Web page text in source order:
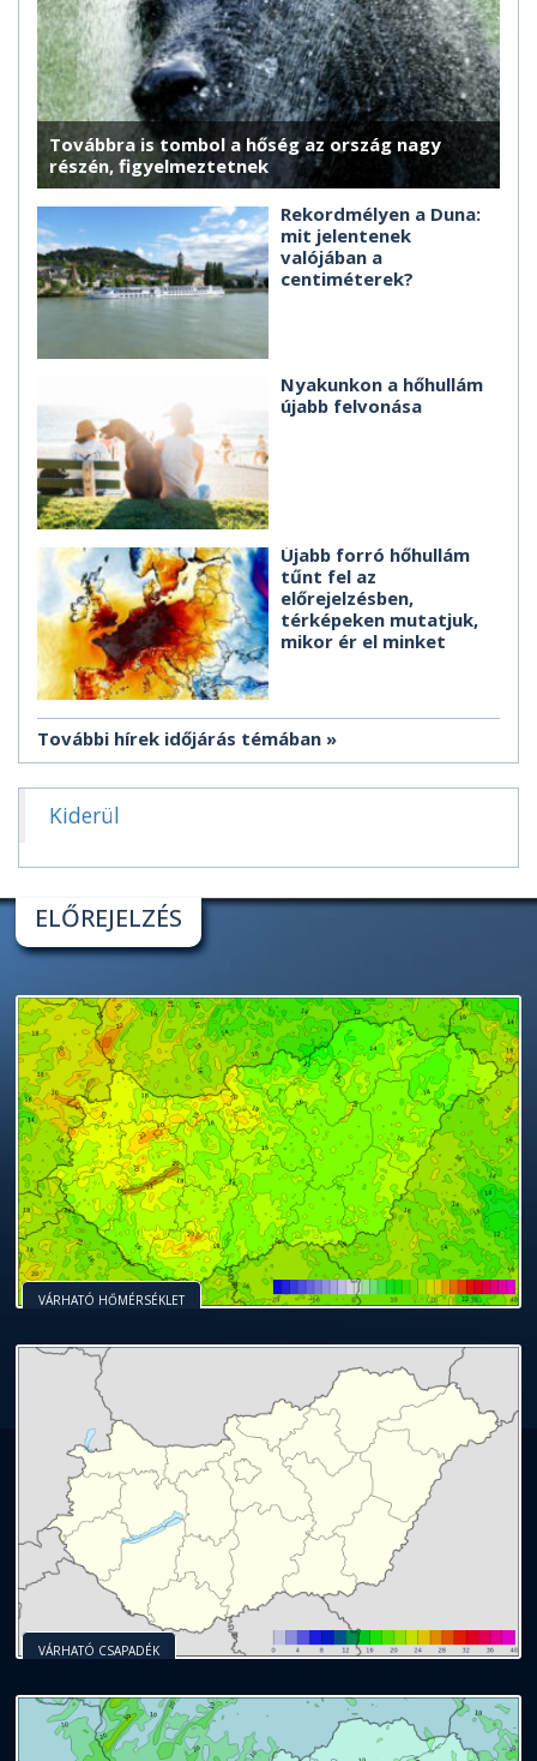
Továbbra is tombol a hőség az ország nagy
részén, figyelmeztetnek
Rekordmélyen a Duna:
mit jelentenek
valójában a
centiméterek?
Nyakunkon a hőhullám
újabb felvonása
Újabb forró hőhullám
tűnt fel az
előrejelzésben,
térképeken mutatjuk,
mikor ér el minket
További hírek időjárás témában
Kiderül
ELŐREJELZÉS
VÁRHATÓ HŐMÉRSÉKLET
VÁRHATÓ CSAPADÉK